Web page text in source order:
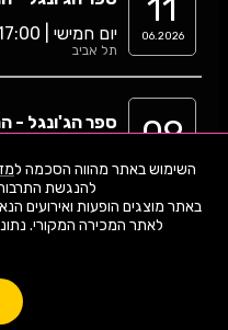
השימוש באתר מהווה הסכמה ל
באתר מוצגים הופעות ואירועים
לאתר המכירה המקורי.
06.2026
יום חמישי | 17:00
תל אביב
09
ספר הג'ונגל -
תל אביב